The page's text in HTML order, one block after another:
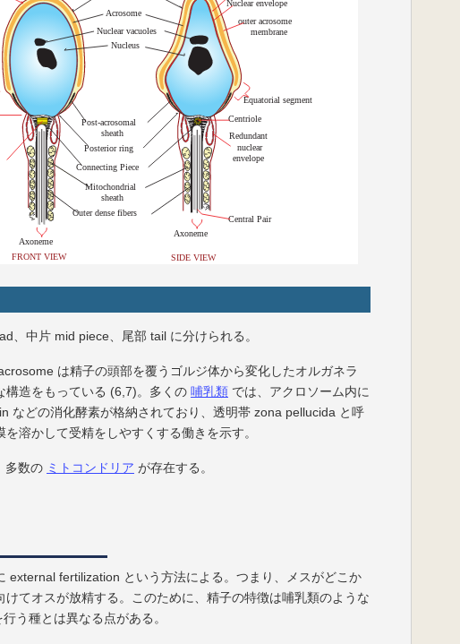
、中片 mid piece、尾部 tail に分けられる。
は精子の頭部を覆うゴルジ体から変化したオルガネラ
構造をもっている (6,7)。多くの 哺乳類 では、アクロソーム内に
などの消化酵素が格納されており、透明帯 zona pellucida と呼
溶かして受精をしやすくする働きを示す。
多数の ミトコンドリア が存在する。
external fertilization という方法による。つまり、メスがどこか
けてオスが放精する。このために、精子の特徴は哺乳類のような
う種とは異なる点がある。